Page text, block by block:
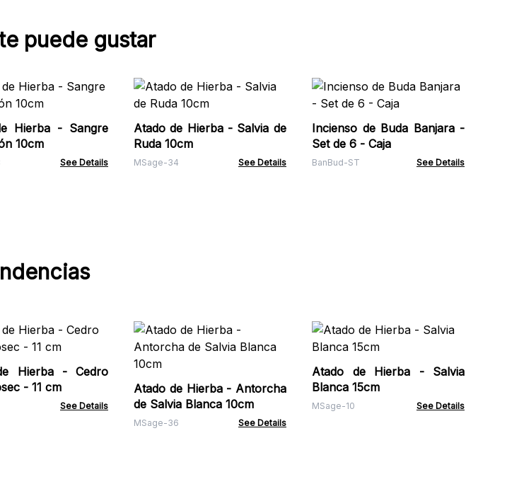
puede gustar
Hierba - Sangre
10cm
See Details
Atado de Hierba - Salvia de
Ruda 10cm
MSage-34 See Details
Incienso de Buda Banjara -
Set de 6 - Caja
BanBud-ST See Details
Hierba - Cedro
- 11 cm
See Details
Atado de Hierba - Antorcha
de Salvia Blanca 10cm
MSage-36 See Details
Atado de Hierba - Salvia
Blanca 15cm
MSage-10 See Details